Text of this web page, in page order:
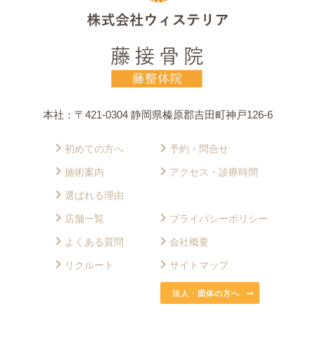
本社：〒421-0304 静岡県榛原郡吉田町神戸126-6
初めての方へ
施術案内
選ばれる理由
店舗一覧
よくある質問
リクルート
予約・問合せ
アクセス・診療時間
プライバシーポリシー
会社概要
サイトマップ
法人・団体の方へ